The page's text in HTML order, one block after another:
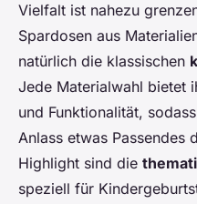
Vielfalt ist nahezu
Spardosen aus
natürlich die klassischen
Jede Materialwahl bietet
und Funktionalität,
Anlass etwas Passendes
Highlight sind die
speziell für